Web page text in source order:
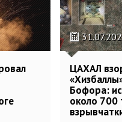
ЦАХАЛ
Бофора:
около 700